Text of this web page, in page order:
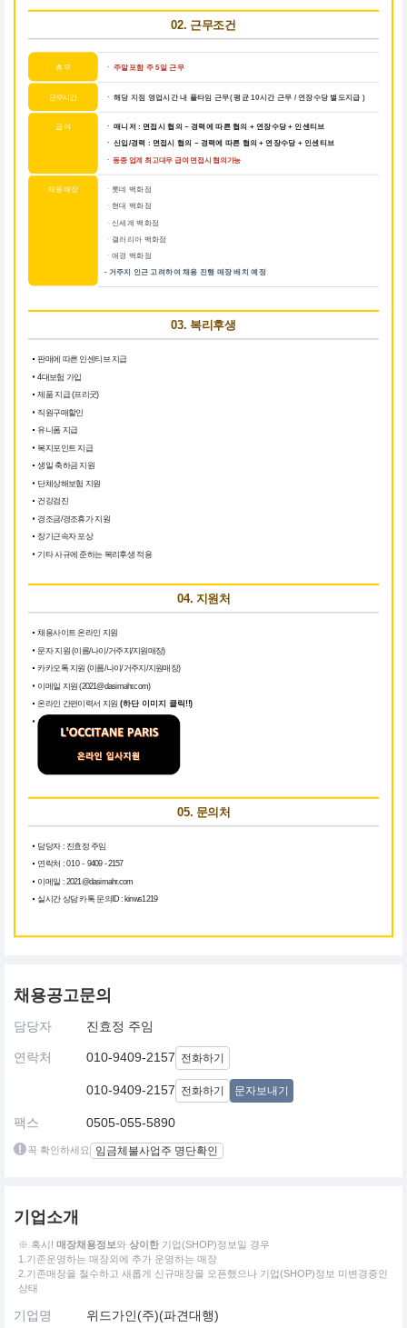
02. 근무조건
휴 무 ㆍ주말포함 주 5일 근무
근무시간 ㆍ 해당 지점 영업시간 내 풀타임 근무( 평균 10시간 근무 / 연장수당 별도지급 )
급 여
ㆍ 매니저 : 면접시 협의 ~ 경력에 따른 협의 + 연장수당 + 인센티브
ㆍ 신입/경력 : 면접시 협의 ~ 경력에 따른 협의 + 연장수당 + 인센티브
ㆍ 동종 업계 최고대우 급여 면접시 협의가능
채용 매장 ㆍ롯데 백화점
ㆍ현대 백화점
ㆍ신세계 백화점
ㆍ갤러리아 백화점
ㆍ애경 백화점
- 거주지 인근 고려하여 채용 진행 매장 배치 예정
03. 복리후생
판매에 따른 인센티브 지급
4대보험 가입
제품 지급 (프리굿)
직원구매할인
유니폼 지급
복지포인트 지급
생일 축하금 지원
단체상해보험 지원
건강검진
경조금/경조휴가 지원
장기근속자 포상
기타 사규에 준하는 복리후생 적용
04. 지원처
채용사이트 온라인 지원
문자 지원 (이름/나이/거주지/지원매장)
카카오톡 지원 (이름/나이/거주지/지원매장)
이메일 지원 (2021@dasimahr.com)
온라인 간편이력서 지원 (하단 이미지 클릭!!)
05. 문의처
담당자 : 진효정 주임
연락처 : 010 - 9409 - 2157
이메일 : 2021@dasimahr.com
실시간 상담 카톡 문의ID : kinws1219
채용공고문의
담당자 진효정 주임
연락처 010-9409-2157 전화하기
010-9409-2157 전화하기 문자보내기
팩스 0505-055-5890
꼭 확인하세요 임금체불사업주 명단확인
기업소개
※ 혹시! 매장채용정보와 상이한 기업(SHOP)정보일 경우
1.기존운영하는 매장외에 추가 운영하는 매장
2.기존매장을 철수하고 새롭게 신규매장을 오픈했으나 기업(SHOP)정보 미변경중인
상태
기업명 위드가인(주)(파견대행)